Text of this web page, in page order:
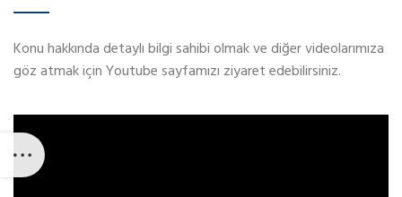
Konu hakkında detaylı bilgi sahibi olmak ve diğer videolarımıza
göz atmak için Youtube sayfamızı ziyaret edebilirsiniz.